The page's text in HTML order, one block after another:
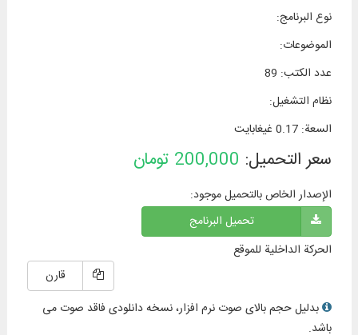
نوع البرنامج:
الموضوعات:
عدد الكتب:
89
نظام التشغیل:
السعة:0.17 غيغابايت
سعر التحميل: 200,000 تومان
الإصدار الخاص بالتحميل موجود:
تحميل البرنامج
الحركة الداخلية للموقع
قارن
بدلیل حجم بالای صوت نرم افزار، نسخه دانلودی فاقد صوت می
باشد.